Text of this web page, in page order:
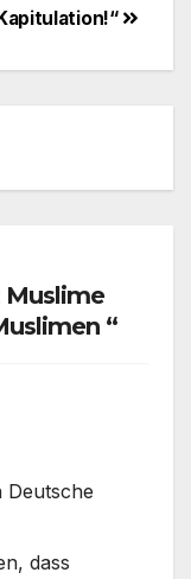
Kapitulation!“
Muslime
“
Deutsche
dass